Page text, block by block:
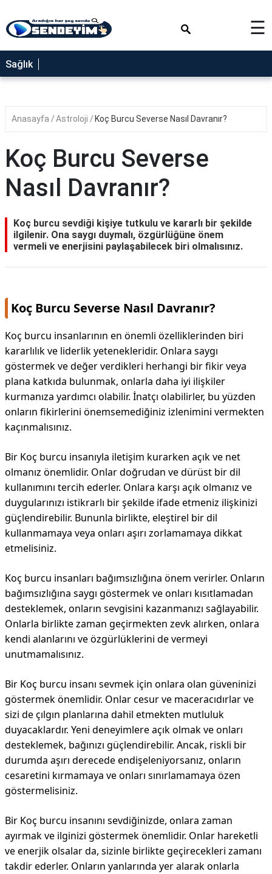
SAĞLIK
NEDİR
YEMEK
RÜYA
TABİRLERİ
GEZİLECEK
BLOG
☰
Sağlık
Anasayfa Astroloji Koç Burcu Severse Nasıl Davranır?
Koç Burcu Severse
Nasıl Davranır?
Koç burcu sevdiği kişiye tutkulu ve kararlı bir şekilde
ilgilenir. Ona saygı duymalı, özgürlüğüne önem
vermeli ve enerjisini paylaşabilecek biri olmalısınız.
Koç Burcu Severse Nasıl Davranır?
Koç burcu insanlarının en önemli özelliklerinden biri
kararlılık ve liderlik yetenekleridir. Onlara saygı
göstermek ve değer verdikleri herhangi bir fikir veya
plana katkıda bulunmak, onlarla daha iyi ilişkiler
kurmanıza yardımcı olabilir. İnatçı olabilirler, bu yüzden
onların fikirlerini önemsemediğiniz izlenimini vermekten
kaçınmalısınız.
Bir Koç burcu insanıyla iletişim kurarken açık ve net
olmanız önemlidir. Onlar doğrudan ve dürüst bir dil
kullanımını tercih ederler. Onlara karşı açık olmanız ve
duygularınızı istikrarlı bir şekilde ifade etmeniz ilişkinizi
güçlendirebilir. Bununla birlikte, eleştirel bir dil
kullanmamaya veya onları aşırı zorlamamaya dikkat
etmelisiniz.
Koç burcu insanları bağımsızlığına önem verirler. Onların
bağımsızlığına saygı göstermek ve onları kısıtlamadan
desteklemek, onların sevgisini kazanmanızı sağlayabilir.
Onlarla birlikte zaman geçirmekten zevk alırken, onlara
kendi alanlarını ve özgürlüklerini de vermeyi
unutmamalısınız.
Bir Koç burcu insanı sevmek için onlara olan güveninizi
göstermek önemlidir. Onlar cesur ve maceracıdırlar ve
sizi de çılgın planlarına dahil etmekten mutluluk
duyacaklardır. Yeni deneyimlere açık olmak ve onları
desteklemek, bağınızı güçlendirebilir. Ancak, riskli bir
durumda aşırı derecede endişeleniyorsanız, onların
cesaretini kırmamaya ve onları sınırlamamaya özen
göstermelisiniz.
Bir Koç burcu insanını sevdiğinizde, onlara zaman
ayırmak ve ilginizi göstermek önemlidir. Onlar hareketli
ve enerjik olsalar da, sizinle birlikte geçirecekleri zamanı
takdir ederler. Onların yanlarında yer alarak onlarla